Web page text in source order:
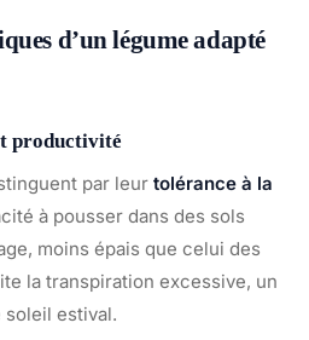
d’un légume adapté
productivité
par leur tolérance à la
à pousser dans des sols
moins épais que celui des
la transpiration excessive, un
soleil estival.